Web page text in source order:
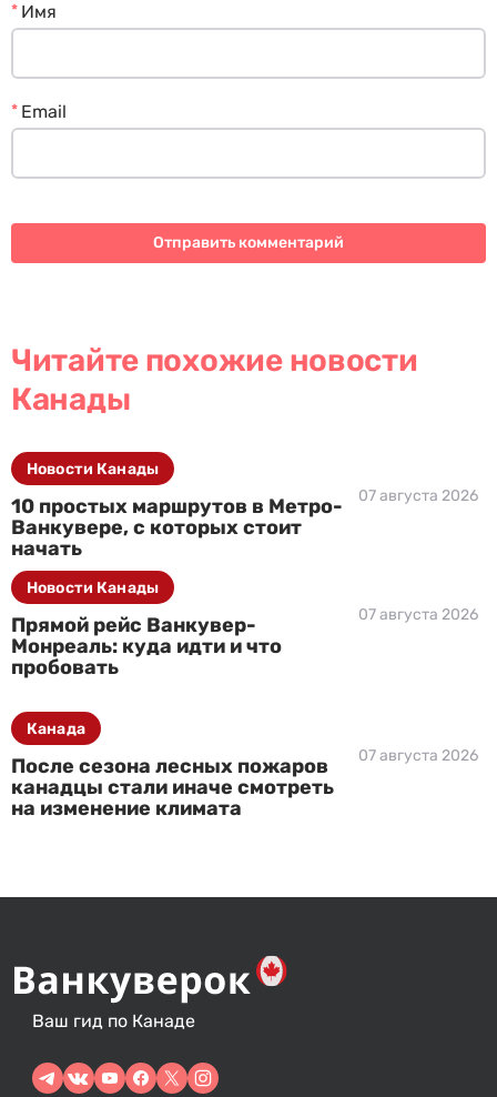
Имя
*
Email
*
Читайте похожие новости
Канады
10 простых маршрутов в Метро-
Ванкувере, с которых стоит
начать
07 августа 2026
Новости Канады
Прямой рейс Ванкувер-
Монреаль: куда идти и что
пробовать
07 августа 2026
Новости Канады
После сезона лесных пожаров
канадцы стали иначе смотреть
на изменение климата
07 августа 2026
Канада
Ваш гид по Канаде